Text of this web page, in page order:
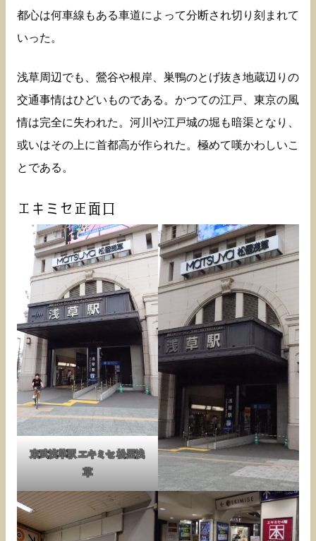
都心は何車線もある車道によって分断され切り刻まれて
いった。
浅草周辺でも、鶯谷や根岸、巣鴨のとげ抜き地蔵辺りの
交通事情はひどいものである。かつての江戸、東京の風
情は完全に失われた。河川や江戸城の堀も暗渠となり、
或いはその上に首都高が作られた。極めて嘆かわしいこ
とである。
エキミセ正面口
東武浅草駅 エキミセ 松屋浅
草